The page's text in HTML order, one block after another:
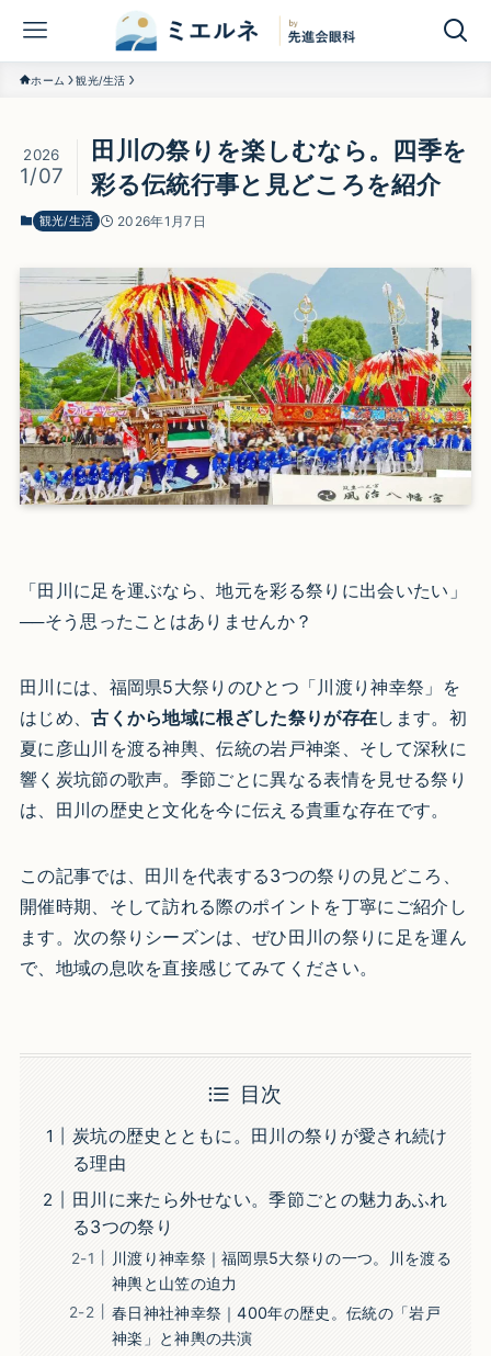
ホーム 観光/生活
田川の祭りを楽しむなら。四季を
彩る伝統行事と見どころを紹介
2026
1/07
観光/生活 2026年1月7日
「田川に足を運ぶなら、地元を彩る祭りに出会いたい」
──そう思ったことはありませんか？
田川には、福岡県5大祭りのひとつ「川渡り神幸祭」を
はじめ、古くから地域に根ざした祭りが存在します。初
夏に彦山川を渡る神輿、伝統の岩戸神楽、そして深秋に
響く炭坑節の歌声。季節ごとに異なる表情を見せる祭り
は、田川の歴史と文化を今に伝える貴重な存在です。
この記事では、田川を代表する3つの祭りの見どころ、
開催時期、そして訪れる際のポイントを丁寧にご紹介し
ます。次の祭りシーズンは、ぜひ田川の祭りに足を運ん
で、地域の息吹を直接感じてみてください。
目次
炭坑の歴史とともに。田川の祭りが愛され続け
る理由
田川に来たら外せない。季節ごとの魅力あふれ
る3つの祭り
川渡り神幸祭｜福岡県5大祭りの一つ。川を渡る
神輿と山笠の迫力
春日神社神幸祭｜400年の歴史。伝統の「岩戸
神楽」と神輿の共演